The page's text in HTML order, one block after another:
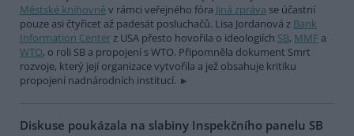
Městské knihovněv rámci veřejného fóra Jiná zpráva se účastní
pouze asi čtyřicet až padesát posluchačů. Lisa Jordanová z Bank
Information Centerz USA přesto hovořila o ideologiích SB, MMF a
WTO, o roli SB a propojení s WTO. Připomněla dokument Smrt
rozvoje, který její organizace vytvořila a jež obsahuje kritiku
propojení nadnárodních institucí.
Diskuse poukázala na slabiny Inspekčního panelu SB